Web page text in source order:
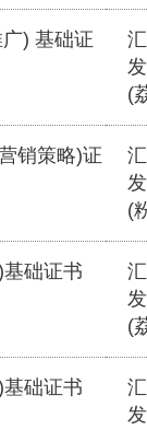
) 基础证
(
销策略)证
(
础证书
(
础证书